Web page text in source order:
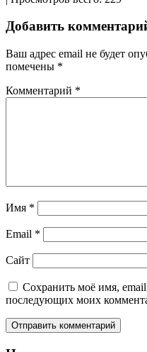
Добавить
Ваш адрес email не будет
помечены *
Комментарий *
Имя *
Email *
Сайт
Сохранить моё имя, email
последующих моих